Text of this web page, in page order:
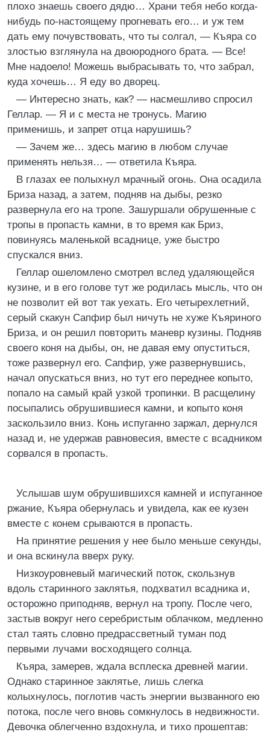
плохо знаешь своего дядю… Храни тебя небо когда-
нибудь по-настоящему прогневать его… и уж тем
дать ему почувствовать, что ты солгал, — Къяра со
злостью взглянула на двоюродного брата. — Все!
Мне надоело! Можешь выбрасывать то, что забрал,
куда хочешь… Я еду во дворец.
— Интересно знать, как? — насмешливо спросил
Геллар. — Я и с места не тронусь. Магию
применишь, и запрет отца нарушишь?
— Зачем же… здесь магию в любом случае
применять нельзя… — ответила Къяра.
В глазах ее полыхнул мрачный огонь. Она осадила
Бриза назад, а затем, подняв на дыбы, резко
развернула его на тропе. Зашуршали обрушенные с
тропы в пропасть камни, в то время как Бриз,
повинуясь маленькой всаднице, уже быстро
спускался вниз.
Геллар ошеломлено смотрел вслед удаляющейся
кузине, и в его голове тут же родилась мысль, что он
не позволит ей вот так уехать. Его четырехлетний,
серый скакун Сапфир был ничуть не хуже Къяриного
Бриза, и он решил повторить маневр кузины. Подняв
своего коня на дыбы, он, не давая ему опуститься,
тоже развернул его. Сапфир, уже развернувшись,
начал опускаться вниз, но тут его переднее копыто,
попало на самый край узкой тропинки. В расщелину
посыпались обрушившиеся камни, и копыто коня
заскользило вниз. Конь испуганно заржал, дернулся
назад и, не удержав равновесия, вместе с всадником
сорвался в пропасть.
Услышав шум обрушившихся камней и испуганное
ржание, Къяра обернулась и увидела, как ее кузен
вместе с конем срываются в пропасть.
На принятие решения у нее было меньше секунды,
и она вскинула вверх руку.
Низкоуровневый магический поток, скользнув
вдоль старинного заклятья, подхватил всадника и,
осторожно приподняв, вернул на тропу. После чего,
застыв вокруг него серебристым облачком, медленно
стал таять словно предрассветный туман под
первыми лучами восходящего солнца.
Къяра, замерев, ждала всплеска древней магии.
Однако старинное заклятье, лишь слегка
колыхнулось, поглотив часть энергии вызванного ею
потока, после чего вновь сомкнулось в недвижности.
Девочка облегченно вздохнула, и тихо прошептав: